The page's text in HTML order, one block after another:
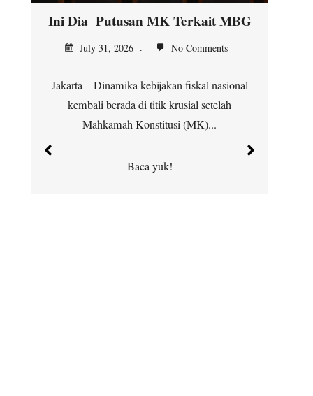
Ini Dia Putusan MK Terkait MBG
July 31, 2026 No Comments
Jakarta – Dinamika kebijakan fiskal nasional
kembali berada di titik krusial setelah
Mahkamah Konstitusi (MK)...
Baca yuk!